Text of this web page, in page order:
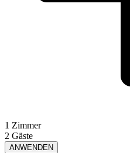
1 Zimmer
2 Gäste
ANWENDEN